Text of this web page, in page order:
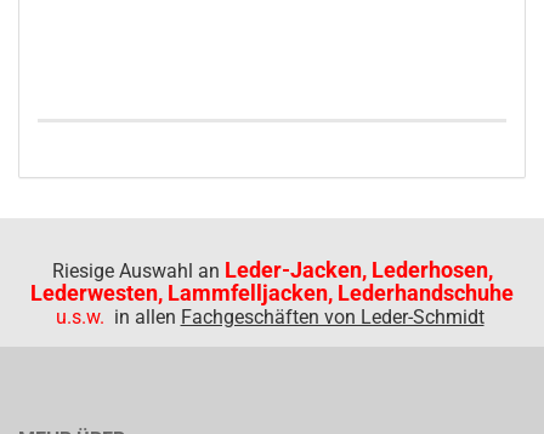
Riesige Auswahl an Leder-Jacken, Lederhosen,
Lederwesten, Lammfelljacken, Lederhandschuhe
u.s.w. in allen Fachgeschäften von Leder-Schmidt